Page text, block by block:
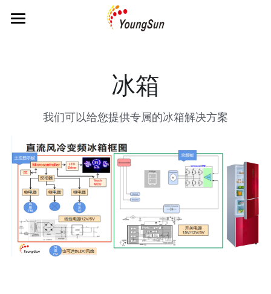
MCU&CPU&FPGA
传感器
存储产品
功率器件
输入输出
解决方案
传感器应用
编辑器
人机互交界面
方案设计
参考方案
冰箱
洗衣机
卫浴
人才招聘
联系我们
冰箱
我们可以给您提供专属的冰箱解决方案